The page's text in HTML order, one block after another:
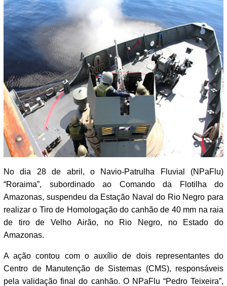
No dia 28 de abril, o Navio-Patrulha Fluvial (NPaFlu)
“Roraima”, subordinado ao Comando da Flotilha do
Amazonas, suspendeu da Estação Naval do Rio Negro para
realizar o Tiro de Homologação do canhão de 40 mm na raia
de tiro de Velho Airão, no Rio Negro, no Estado do
Amazonas.
A ação contou com o auxílio de dois representantes do
Centro de Manutenção de Sistemas (CMS), responsáveis
pela validação final do canhão. O NPaFlu “Pedro Teixeira”,